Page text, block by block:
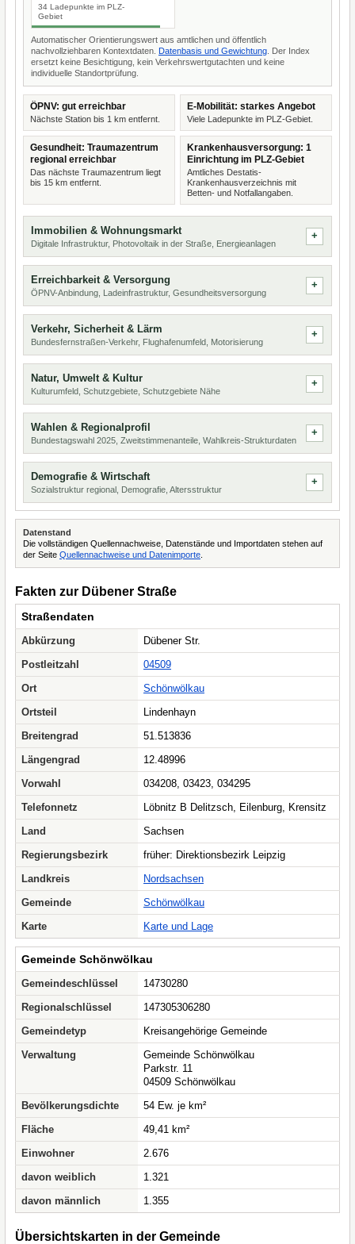
34 Ladepunkte im PLZ-
Gebiet
Automatischer Orientierungswert aus amtlichen und öffentlich
nachvollziehbaren Kontextdaten. Datenbasis und Gewichtung . Der Index
ersetzt keine Besichtigung, kein Verkehrswertgutachten und keine
individuelle Standortprüfung.
ÖPNV: gut erreichbar
Nächste Station bis 1 km entfernt.
E-Mobilität: starkes Angebot
Viele Ladepunkte im PLZ-Gebiet.
Gesundheit: Traumazentrum
regional erreichbar
Das nächste Traumazentrum liegt
bis 15 km entfernt.
Krankenhausversorgung: 1
Einrichtung im PLZ-Gebiet
Amtliches Destatis-
Krankenhausverzeichnis mit
Betten- und Notfallangaben.
Immobilien & Wohnungsmarkt
Digitale Infrastruktur, Photovoltaik in der Straße, Energieanlagen
Erreichbarkeit & Versorgung
ÖPNV-Anbindung, Ladeinfrastruktur, Gesundheitsversorgung
Verkehr, Sicherheit & Lärm
Bundesfernstraßen-Verkehr, Flughafenumfeld, Motorisierung
Natur, Umwelt & Kultur
Kulturumfeld, Schutzgebiete, Schutzgebiete Nähe
Wahlen & Regionalprofil
Bundestagswahl 2025, Zweitstimmenanteile, Wahlkreis-Strukturdaten
Demografie & Wirtschaft
Sozialstruktur regional, Demografie, Altersstruktur
Datenstand
Die vollständigen Quellennachweise, Datenstände und Importdaten stehen auf
der Seite Quellennachweise und Datenimporte
Fakten zur Dübener Straße
Straßendaten
Abkürzung
Dübener Str.
Postleitzahl
04509
Ort
Schönwölkau
Ortsteil
Lindenhayn
Breitengrad
51.513836
Längengrad
12.48996
Vorwahl
034208, 03423, 034295
Telefonnetz
Löbnitz B Delitzsch, Eilenburg, Krensitz
Land
Sachsen
Regierungsbezirk
früher: Direktionsbezirk Leipzig
Landkreis
Nordsachsen
Gemeinde
Schönwölkau
Karte
Karte und Lage
Gemeinde Schönwölkau
Gemeindeschlüssel
14730280
Regionalschlüssel
147305306280
Gemeindetyp
Kreisangehörige Gemeinde
Verwaltung
Gemeinde Schönwölkau
Parkstr. 11
04509 Schönwölkau
Bevölkerungsdichte
54 Ew. je km²
Fläche
49,41 km²
Einwohner
2.676
davon weiblich
1.321
davon männlich
1.355
Übersichtskarten in der Gemeinde